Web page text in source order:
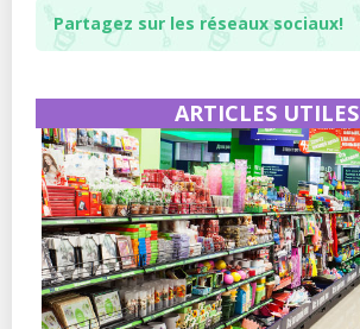
Partagez sur les réseaux sociaux!
ARTICLES UTILES